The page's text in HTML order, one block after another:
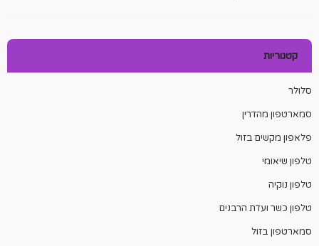
קטגוריות
סלולר
סמארטפון מהדרין
פלאפון מקשים בזול
טלפון שיאומי
טלפון נוקיה
טלפון כשר ועדת הרבנים
סמארטפון בזול